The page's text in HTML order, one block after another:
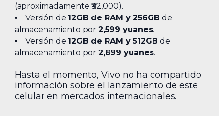
(aproximadamente ₹32,000).
Versión de 12GB de RAM y 256GB de
almacenamiento por 2,599 yuanes.
Versión de 12GB de RAM y 512GB de
almacenamiento por 2,899 yuanes.
Hasta el momento, Vivo no ha compartido
información sobre el lanzamiento de este
celular en mercados internacionales.